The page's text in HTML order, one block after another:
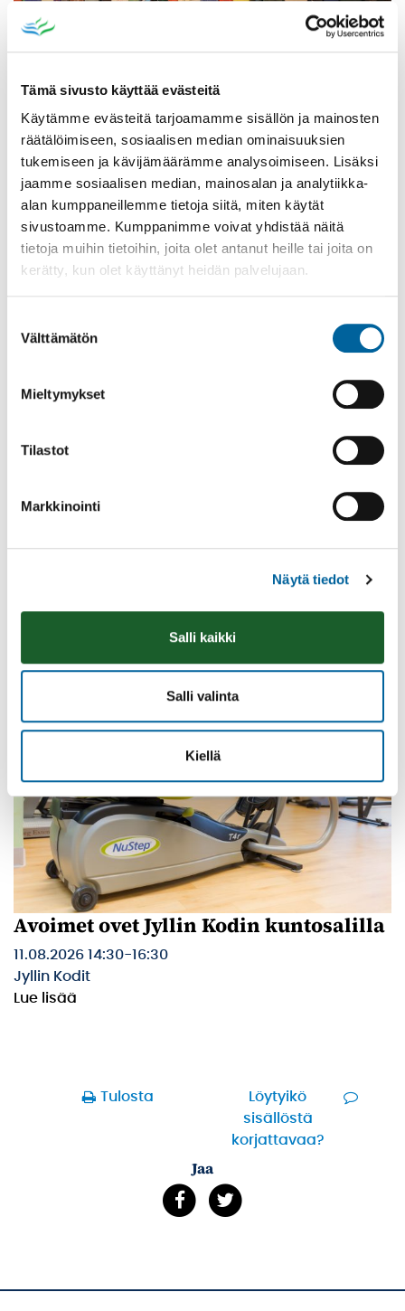
Tämä sivusto käyttää evästeitä
Käytämme evästeitä tarjoamamme sisällön ja mainosten
räätälöimiseen, sosiaalisen median ominaisuuksien
tukemiseen ja kävijämäärämme analysoimiseen. Lisäksi
jaamme sosiaalisen median, mainosalan ja analytiikka-
alan kumppaneillemme tietoja siitä, miten käytät
sivustoamme. Kumppanimme voivat yhdistää näitä
tietoja muihin tietoihin, joita olet antanut heille tai joita on
kerätty, kun olet käyttänyt heidän palvelujaan.
valinta
Välttämätön
Mieltymykset
Tilastot
Markkinointi
Näytä tiedot
Salli kaikki
Salli valinta
Kiellä
Poistomyynti kirjaston aukioloaikana
03.06.2026-31.08.2026
Poppelikatu 10
Lue lisää
Olkkarilla
Avoimet ovet Jyllin Kodin kuntosalilla
11.08.2026 14:30-16:30
Jyllin Kodit
Lue lisää
Tulosta
Löytyikö
sisällöstä
korjattavaa?
Jaa